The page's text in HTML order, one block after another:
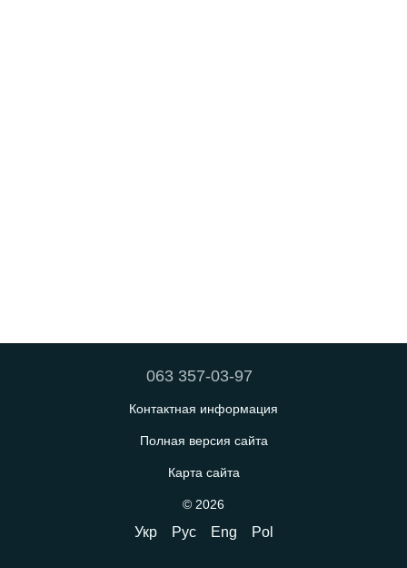
063 357-03-97
Контактная информация
Полная версия сайта
Карта сайта
© 2026
Укр Рус Eng Pol